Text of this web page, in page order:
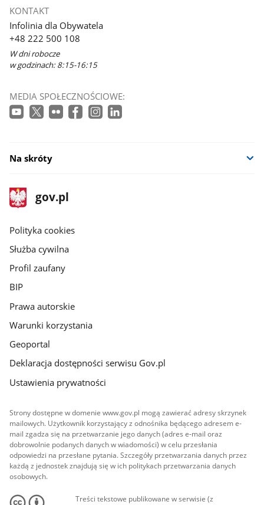
KONTAKT
Infolinia dla Obywatela
+48 222 500 108
W dni robocze
w godzinach: 8:15-16:15
MEDIA SPOŁECZNOŚCIOWE:
Na skróty
stopka
gov.pl
Strona
gov.pl
gov.pl
Polityka cookies
Służba cywilna
Profil zaufany
BIP
Prawa autorskie
Warunki korzystania
Geoportal
Deklaracja dostępności serwisu Gov.pl
Ustawienia prywatności
Strony dostępne w domenie www.gov.pl mogą zawierać adresy skrzynek
mailowych. Użytkownik korzystający z odnośnika będącego adresem e-
mail zgadza się na przetwarzanie jego danych (adres e-mail oraz
dobrowolnie podanych danych w wiadomości) w celu przesłania
odpowiedzi na przesłane pytania. Szczegóły przetwarzania danych przez
każdą z jednostek znajdują się w ich politykach przetwarzania danych
osobowych.
Treści tekstowe publikowane w serwisie (z